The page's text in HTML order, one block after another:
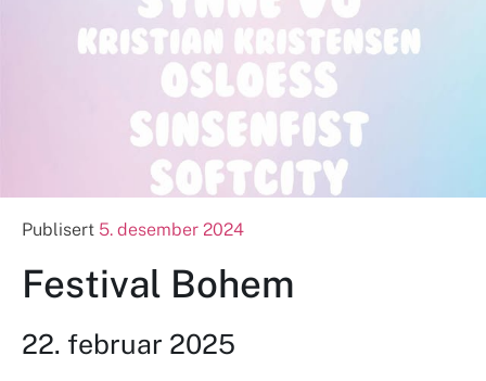
Publisert 5. desember 2024
Festival Bohem
22. februar 2025